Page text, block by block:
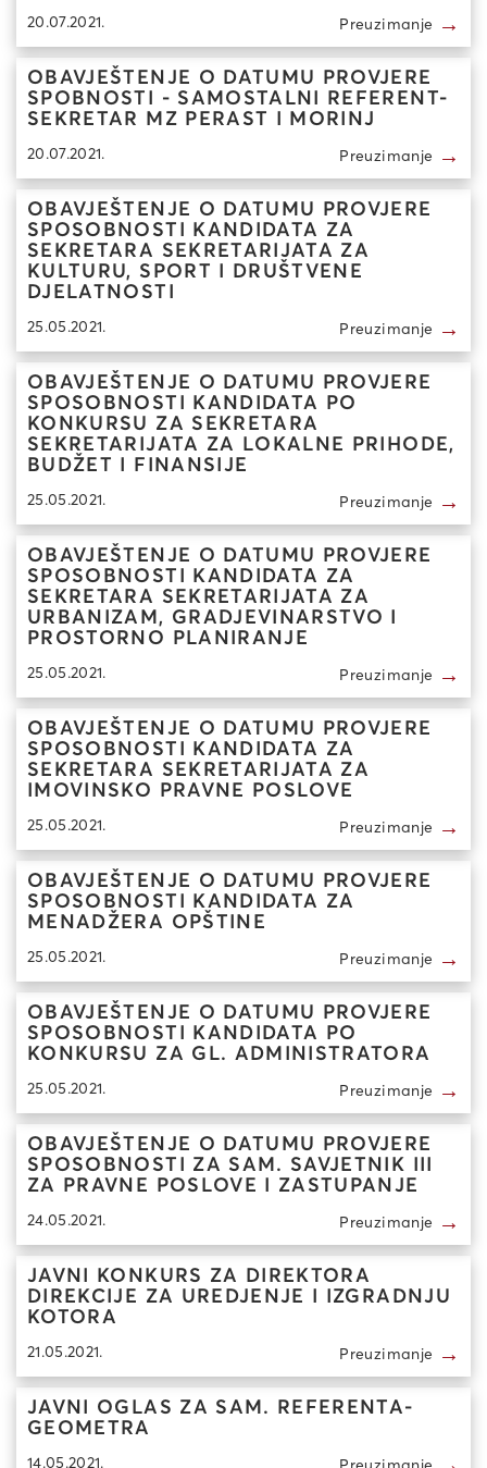
20.07.2021. Preuzimanje →
OBAVJEŠTENJE O DATUMU PROVJERE
SPOBNOSTI - SAMOSTALNI REFERENT-
SEKRETAR MZ PERAST I MORINJ
20.07.2021. Preuzimanje →
OBAVJEŠTENJE O DATUMU PROVJERE
SPOSOBNOSTI KANDIDATA ZA
SEKRETARA SEKRETARIJATA ZA
KULTURU, SPORT I DRUŠTVENE
DJELATNOSTI
25.05.2021. Preuzimanje →
OBAVJEŠTENJE O DATUMU PROVJERE
SPOSOBNOSTI KANDIDATA PO
KONKURSU ZA SEKRETARA
SEKRETARIJATA ZA LOKALNE PRIHODE,
BUDŽET I FINANSIJE
25.05.2021. Preuzimanje →
OBAVJEŠTENJE O DATUMU PROVJERE
SPOSOBNOSTI KANDIDATA ZA
SEKRETARA SEKRETARIJATA ZA
URBANIZAM, GRADJEVINARSTVO I
PROSTORNO PLANIRANJE
25.05.2021. Preuzimanje →
OBAVJEŠTENJE O DATUMU PROVJERE
SPOSOBNOSTI KANDIDATA ZA
SEKRETARA SEKRETARIJATA ZA
IMOVINSKO PRAVNE POSLOVE
25.05.2021. Preuzimanje →
OBAVJEŠTENJE O DATUMU PROVJERE
SPOSOBNOSTI KANDIDATA ZA
MENADŽERA OPŠTINE
25.05.2021. Preuzimanje →
OBAVJEŠTENJE O DATUMU PROVJERE
SPOSOBNOSTI KANDIDATA PO
KONKURSU ZA GL. ADMINISTRATORA
25.05.2021. Preuzimanje →
OBAVJEŠTENJE O DATUMU PROVJERE
SPOSOBNOSTI ZA SAM. SAVJETNIK III
ZA PRAVNE POSLOVE I ZASTUPANJE
24.05.2021. Preuzimanje →
JAVNI KONKURS ZA DIREKTORA
DIREKCIJE ZA UREDJENJE I IZGRADNJU
KOTORA
21.05.2021. Preuzimanje →
JAVNI OGLAS ZA SAM. REFERENTA-
GEOMETRA
14.05.2021.